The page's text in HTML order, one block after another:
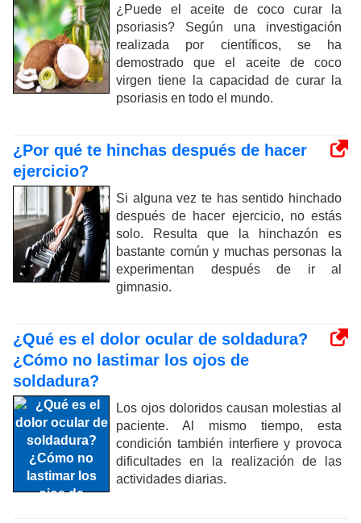
¿Puede el aceite de coco curar la
psoriasis? Según una investigación
realizada por científicos, se ha
demostrado que el aceite de coco
virgen tiene la capacidad de curar la
psoriasis en todo el mundo.
¿Por qué te hinchas después de hacer
ejercicio?
Si alguna vez te has sentido hinchado
después de hacer ejercicio, no estás
solo. Resulta que la hinchazón es
bastante común y muchas personas la
experimentan después de ir al
gimnasio.
¿Qué es el dolor ocular de soldadura?
¿Cómo no lastimar los ojos de
soldadura?
Los ojos doloridos causan molestias al
paciente. Al mismo tiempo, esta
condición también interfiere y provoca
dificultades en la realización de las
actividades diarias.